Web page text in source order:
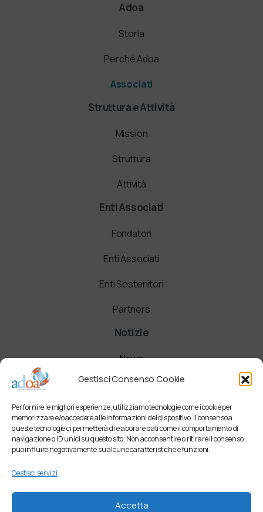
Gestisci Consenso Cookie
Per fornire le migliori esperienze, utilizziamo tecnologie come i cookie per
memorizzare e/o accedere alle informazioni del dispositivo. Il consenso a
queste tecnologie ci permetterà di elaborare dati come il comportamento di
navigazione o ID unici su questo sito. Non acconsentire o ritirare il consenso
può influire negativamente su alcune caratteristiche e funzioni.
Gestisci servizi
Accetta
Adoa
Storia
Perché Adoa
Associati
Struttura e Attività
Mission
Struttura
Attività
Enti Associati
Fondatori
Enti Associati
Enti Sostenitori
Partners
Notizie
News
Comunicati
Newsletter